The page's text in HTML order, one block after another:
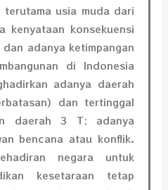
terutama usia muda dari
kenyataan konsekuensi
adanya ketimpangan
di Indonesia
adanya daerah
dan tertinggal
daerah 3 T; adanya
bencana atau konﬂik.
negara untuk
kesetaraan tetap